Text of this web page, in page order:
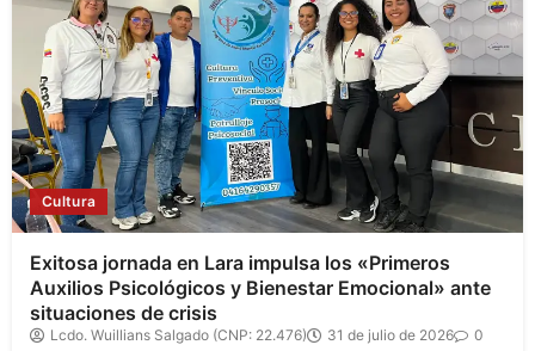
Cultura
Exitosa jornada en Lara impulsa los «Primeros
Auxilios Psicológicos y Bienestar Emocional» ante
situaciones de crisis
Lcdo. Wuillians Salgado (CNP: 22.476) 31 de julio de 2026 0